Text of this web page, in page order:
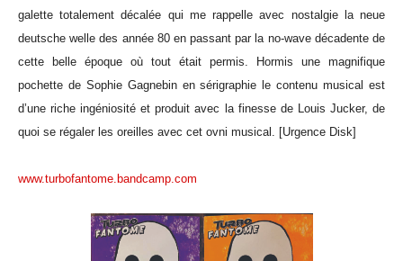
galette totalement décalée qui me rappelle avec nostalgie la neue
deutsche welle des année 80 en passant par la no-wave décadente de
cette belle époque où tout était permis. Hormis une magnifique
pochette de Sophie Gagnebin en sérigraphie le contenu musical est
d’une riche ingéniosité et produit avec la finesse de Louis Jucker, de
quoi se régaler les oreilles avec cet ovni musical. [Urgence Disk]
www.turbofantome.bandcamp.com